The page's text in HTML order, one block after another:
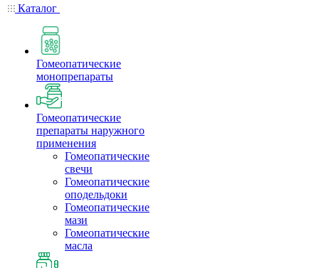
Каталог
Гомеопатические
монопрепараты
Гомеопатические
препараты наружного
применения
Гомеопатические
свечи
Гомеопатические
оподельдоки
Гомеопатические
мази
Гомеопатические
масла